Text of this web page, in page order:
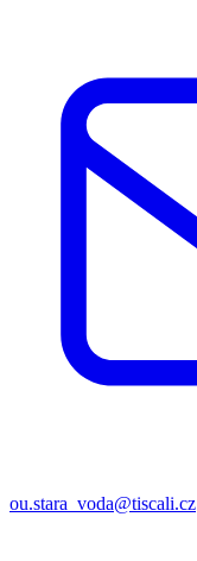
ou.stara_voda@tiscali.cz